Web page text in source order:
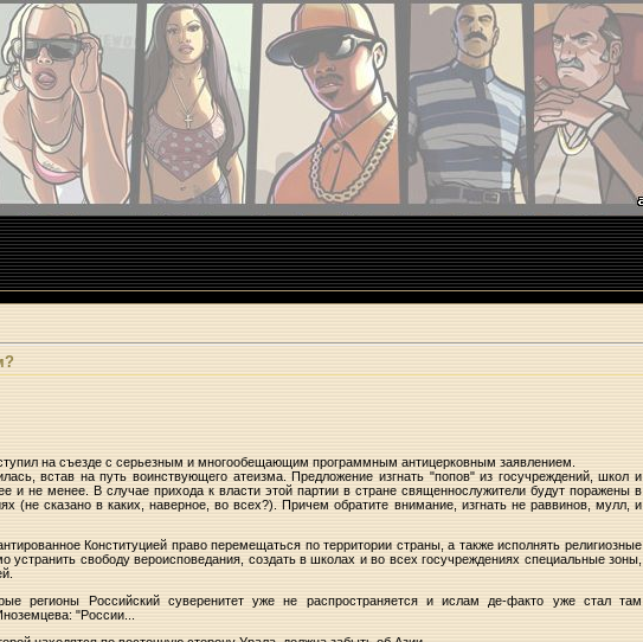
на съезде с серьезным и многообещающим программным антицерковным заявлением.
встав на путь воинствующего атеизма. Предложение изгнать "попов" из госучреждений, школ и
и не менее. В случае прихода к власти этой партии в стране священнослужители будут поражены в
(не сказано в каких, наверное, во всех?). Причем обратите внимание, изгнать не раввинов, мулл, и
Конституцией право перемещаться по территории страны, а также исполнять религиозные
устранить свободу вероисповедания, создать в школах и во всех госучреждениях специальные зоны,
регионы Российский суверенитет уже не распространяется и ислам де-факто уже стал там
"России...